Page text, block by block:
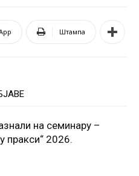
Штампа
на семинару –
пракси“ 2026.